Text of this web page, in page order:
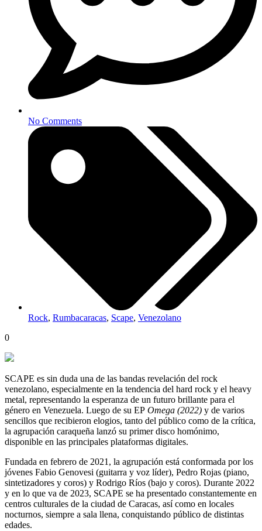
No Comments
Rock, Rumbacaracas, Scape, Venezolano
0
SCAPE es sin duda una de las bandas revelación del rock
venezolano, especialmente en la tendencia del hard rock y el heavy
metal, representando la esperanza de un futuro brillante para el
género en Venezuela. Luego de su EP Omega (2022) y de varios
sencillos que recibieron elogios, tanto del público como de la crítica,
la agrupación caraqueña lanzó su primer disco homónimo,
disponible en las principales plataformas digitales.
Fundada en febrero de 2021, la agrupación está conformada por los
jóvenes Fabio Genovesi (guitarra y voz líder), Pedro Rojas (piano,
sintetizadores y coros) y Rodrigo Ríos (bajo y coros). Durante 2022
y en lo que va de 2023, SCAPE se ha presentado constantemente en
centros culturales de la ciudad de Caracas, así como en locales
nocturnos, siempre a sala llena, conquistando público de distintas
edades.